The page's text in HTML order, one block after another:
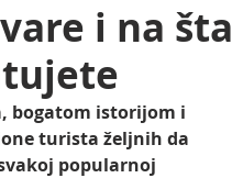
i na šta
bogatom istorijom i
turista željnih da
popularnoj